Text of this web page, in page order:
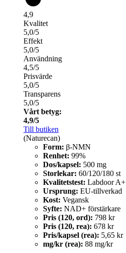
4,9
Kvalitet
5,0/5
Effekt
5,0/5
Användning
4,5/5
Prisvärde
5,0/5
Transparens
5,0/5
Vårt betyg:
4,9/5
Till butiken
(Naturecan)
Form: β‑NMN
Renhet: 99%
Dos/kapsel: 500 mg
Storlekar: 60/120/180 st
Kvalitetstest: Labdoor A+
Ursprung: EU‑tillverkad
Kost: Vegansk
Syfte: NAD+ förstärkare
Pris (120, ord): 798 kr
Pris (120, rea): 678 kr
Pris/kapsel (rea): 5,65 kr
mg/kr (rea): 88 mg/kr